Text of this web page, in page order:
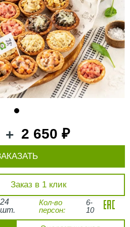
+ 2 650 ₽
Заказ в 1 клик
24
шт.
Кол-во
персон:
6-
10